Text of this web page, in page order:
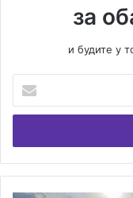
за
и будите у
Вашу
емаил